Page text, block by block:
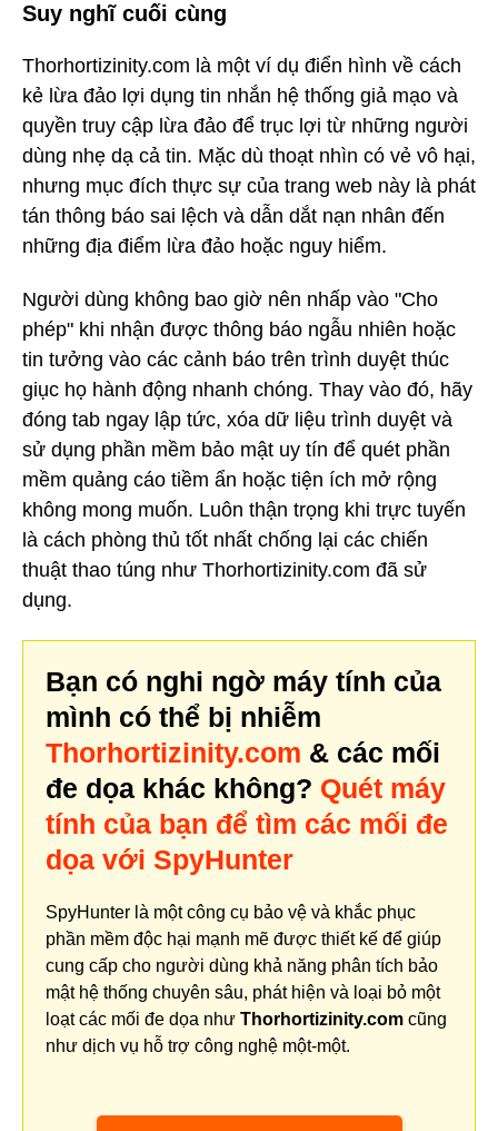
Suy nghĩ cuối cùng
Thorhortizinity.com là một ví dụ điển hình về cách
kẻ lừa đảo lợi dụng tin nhắn hệ thống giả mạo và
quyền truy cập lừa đảo để trục lợi từ những người
dùng nhẹ dạ cả tin. Mặc dù thoạt nhìn có vẻ vô hại,
nhưng mục đích thực sự của trang web này là phát
tán thông báo sai lệch và dẫn dắt nạn nhân đến
những địa điểm lừa đảo hoặc nguy hiểm.
Người dùng không bao giờ nên nhấp vào "Cho
phép" khi nhận được thông báo ngẫu nhiên hoặc
tin tưởng vào các cảnh báo trên trình duyệt thúc
giục họ hành động nhanh chóng. Thay vào đó, hãy
đóng tab ngay lập tức, xóa dữ liệu trình duyệt và
sử dụng phần mềm bảo mật uy tín để quét phần
mềm quảng cáo tiềm ẩn hoặc tiện ích mở rộng
không mong muốn. Luôn thận trọng khi trực tuyến
là cách phòng thủ tốt nhất chống lại các chiến
thuật thao túng như Thorhortizinity.com đã sử
dụng.
Bạn có nghi ngờ máy tính của
mình có thể bị nhiễm
Thorhortizinity.com & các mối
đe dọa khác không? Quét máy
tính của bạn để tìm các mối đe
dọa với SpyHunter
SpyHunter là một công cụ bảo vệ và khắc phục
phần mềm độc hại mạnh mẽ được thiết kế để giúp
cung cấp cho người dùng khả năng phân tích bảo
mật hệ thống chuyên sâu, phát hiện và loại bỏ một
loạt các mối đe dọa như Thorhortizinity.com cũng
như dịch vụ hỗ trợ công nghệ một-một.